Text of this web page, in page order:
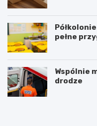
pełne
Wspólnie
drodze